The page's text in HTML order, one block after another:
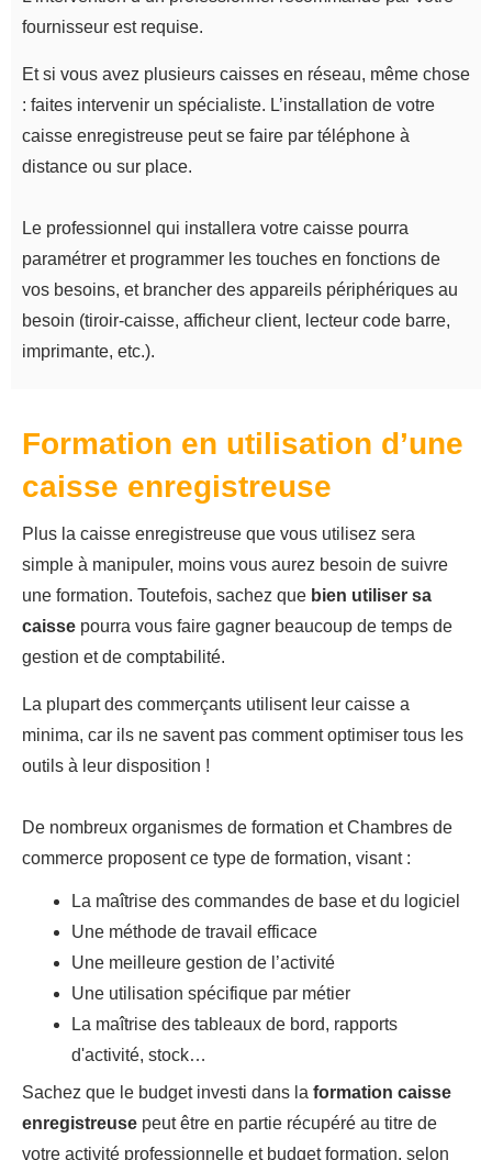
fournisseur est requise.
Et si vous avez plusieurs caisses en réseau, même chose
: faites intervenir un spécialiste. L’installation de votre
caisse enregistreuse peut se faire par téléphone à
distance ou sur place.
Le professionnel qui installera votre caisse pourra
paramétrer et programmer les touches en fonctions de
vos besoins, et brancher des appareils périphériques au
besoin (tiroir-caisse, afficheur client, lecteur code barre,
imprimante, etc.).
Formation en utilisation d’une
caisse enregistreuse
Plus la caisse enregistreuse que vous utilisez sera
simple à manipuler, moins vous aurez besoin de suivre
une formation. Toutefois, sachez que bien utiliser sa
caisse pourra vous faire gagner beaucoup de temps de
gestion et de comptabilité.
La plupart des commerçants utilisent leur caisse a
minima, car ils ne savent pas comment optimiser tous les
outils à leur disposition !
De nombreux organismes de formation et Chambres de
commerce proposent ce type de formation, visant :
La maîtrise des commandes de base et du logiciel
Une méthode de travail efficace
Une meilleure gestion de l’activité
Une utilisation spécifique par métier
La maîtrise des tableaux de bord, rapports
d'activité, stock…
Sachez que le budget investi dans la formation caisse
enregistreuse peut être en partie récupéré au titre de
votre activité professionnelle et budget formation, selon